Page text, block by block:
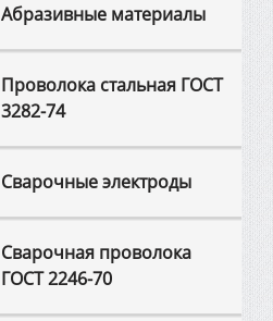
Абразивные материалы
Проволока стальная ГОСТ
3282-74
Сварочные электроды
Сварочная проволока
ГОСТ 2246-70